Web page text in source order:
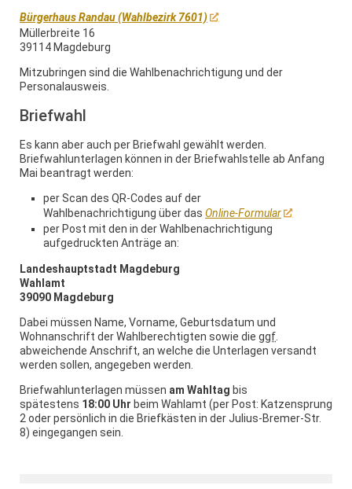
Bürgerhaus Randau (Wahlbezirk 7601)
Müllerbreite 16
39114 Magdeburg
Mitzubringen sind die Wahlbenachrichtigung und der
Personalausweis.
Briefwahl
Es kann aber auch per Briefwahl gewählt werden.
Briefwahlunterlagen können in der Briefwahlstelle ab Anfang
Mai beantragt werden:
per Scan des QR-Codes auf der
Wahlbenachrichtigung über das Online-Formular
per Post mit den in der Wahlbenachrichtigung
aufgedruckten Anträge an:
Landeshauptstadt Magdeburg
Wahlamt
39090 Magdeburg
Dabei müssen Name, Vorname, Geburtsdatum und
Wohnanschrift der Wahlberechtigten sowie die ggf.
abweichende Anschrift, an welche die Unterlagen versandt
werden sollen, angegeben werden.
Briefwahlunterlagen müssen am Wahltag bis
spätestens 18:00 Uhr beim Wahlamt (per Post: Katzensprung
2 oder persönlich in die Briefkästen in der Julius-Bremer-Str.
8) eingegangen sein.